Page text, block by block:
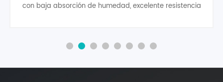
moisture absorption, excellent impact strength, strong
engineering plastic. Moreover, it could offer significant
itƍ